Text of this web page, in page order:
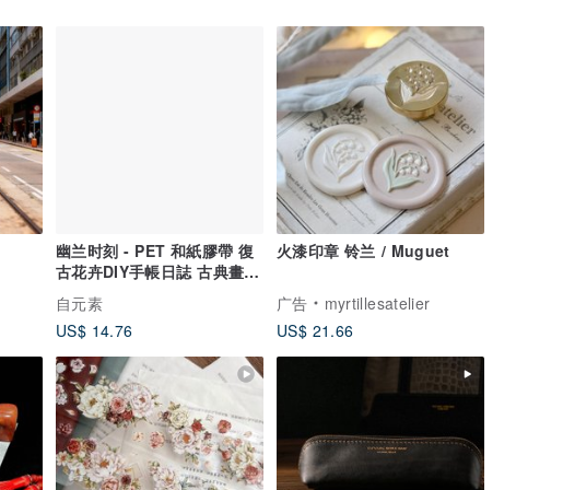
幽兰时刻 - PET 和紙膠帶 復
古花卉DIY手帳日誌 古典畫風
裝飾素材
自元素
US$ 14.76
火漆印章 铃兰 / Muguet
广告
myrtillesatelier
US$ 21.66